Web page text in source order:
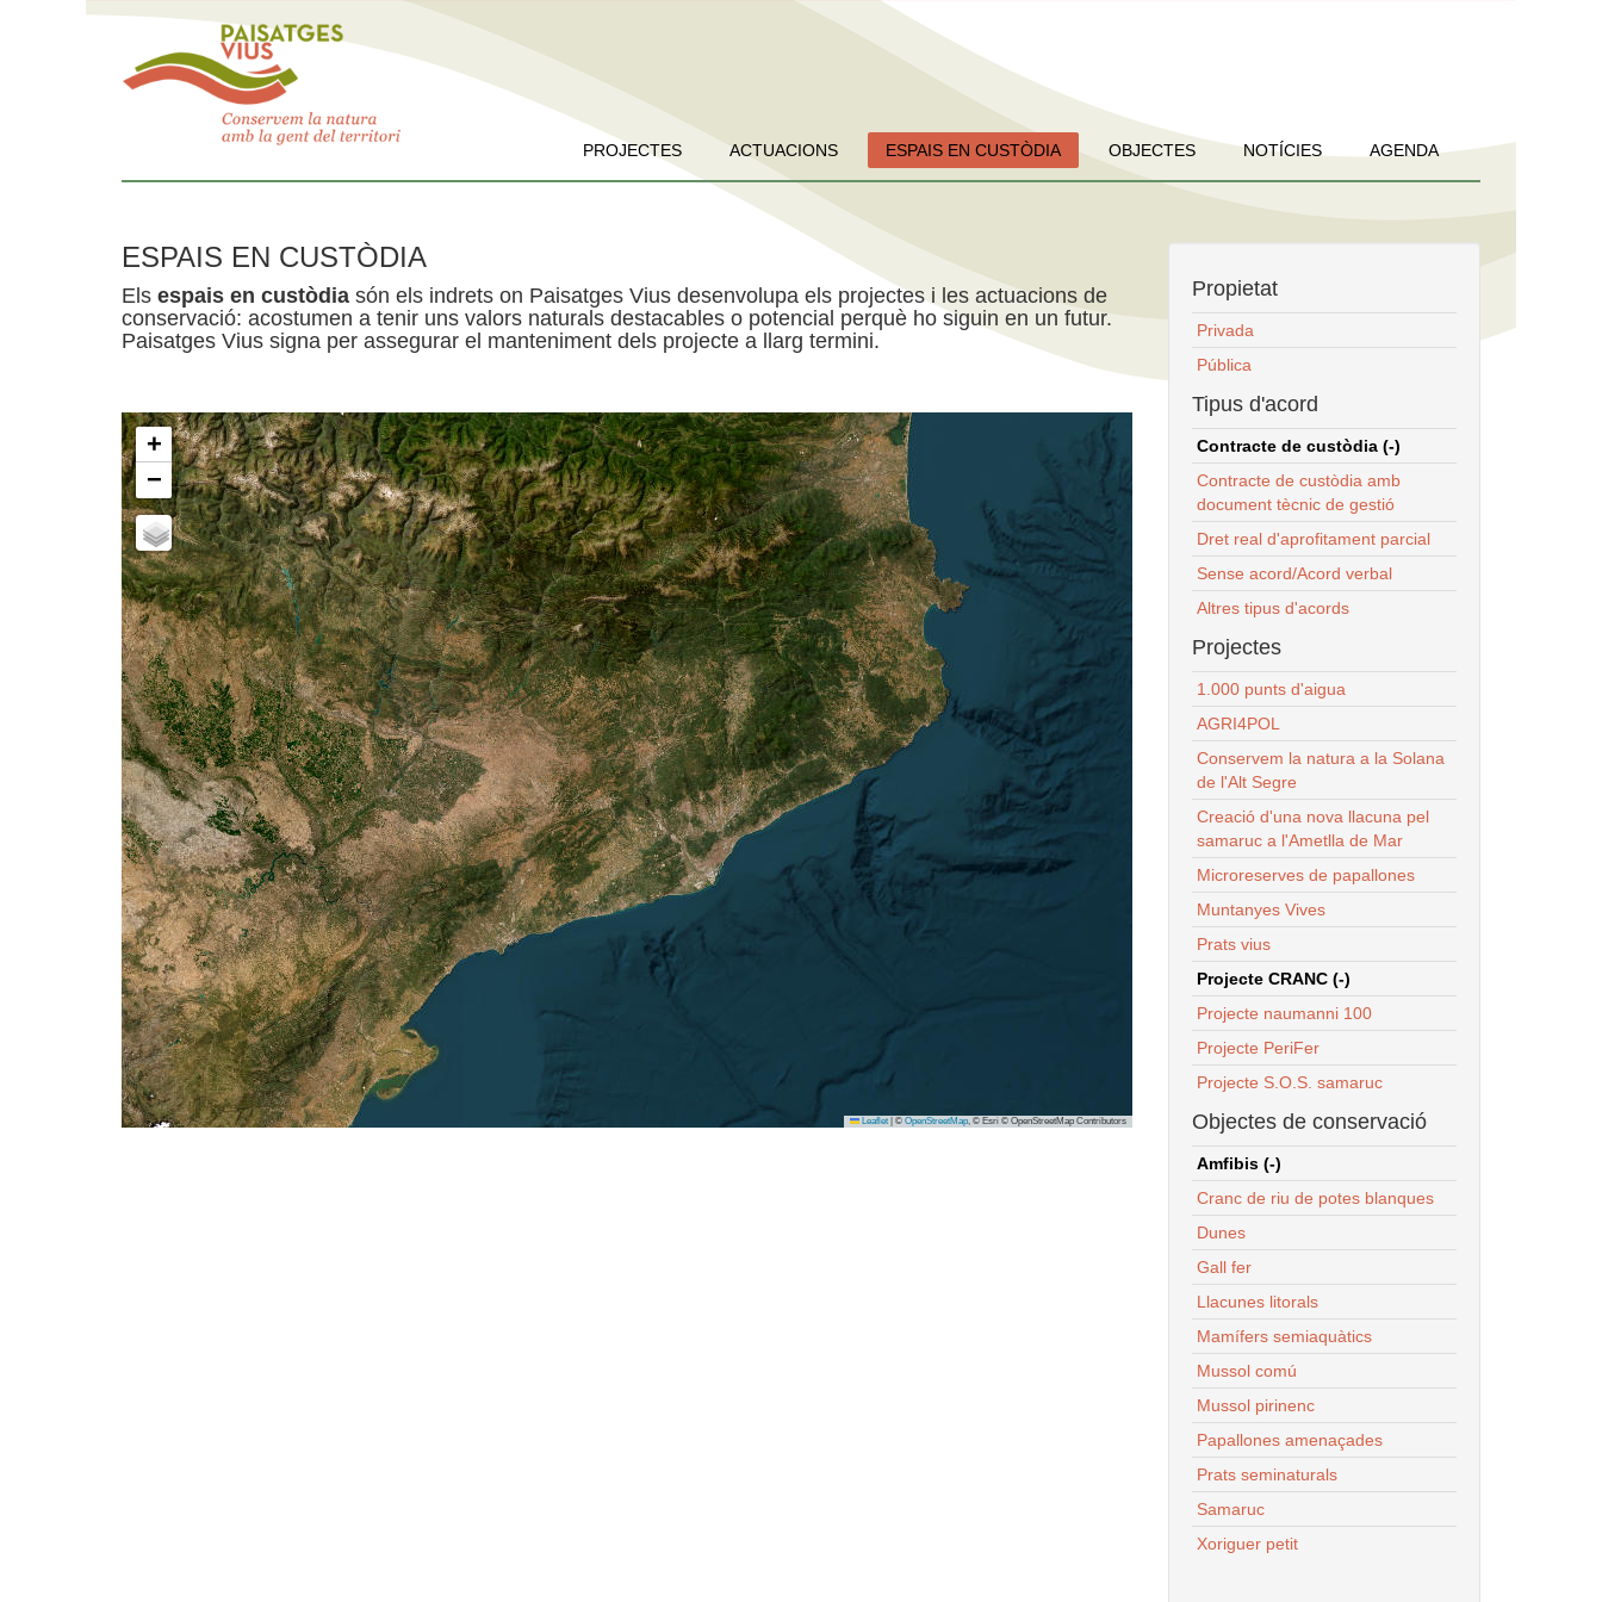
PROJECTES ACTUACIONS ESPAIS EN CUSTÒDIA OBJECTES NOTÍCIES AGENDA
ESPAIS EN CUSTÒDIA
Els espais en custòdia són els indrets on Paisatges Vius desenvolupa els projectes i les actuacions de
conservació: acostumen a tenir uns valors naturals destacables o potencial perquè ho siguin en un futur.
Paisatges Vius signa per assegurar el manteniment dels projecte a llarg termini.
+
−
Leaflet © OpenStreetMap, © Esri © OpenStreetMap Contributors
Propietat
Privada
Pública
Tipus d'acord
Contracte de custòdia (-)
Contracte de custòdia amb
document tècnic de gestió
Dret real d'aprofitament parcial
Sense acord/Acord verbal
Altres tipus d'acords
Projectes
1.000 punts d'aigua
AGRI4POL
Conservem la natura a la Solana
de l'Alt Segre
Creació d'una nova llacuna pel
samaruc a l'Ametlla de Mar
Microreserves de papallones
Muntanyes Vives
Prats vius
Projecte CRANC (-)
Projecte naumanni 100
Projecte PeriFer
Projecte S.O.S. samaruc
Objectes de conservació
Amfibis (-)
Cranc de riu de potes blanques
Dunes
Gall fer
Llacunes litorals
Mamífers semiaquàtics
Mussol comú
Mussol pirinenc
Papallones amenaçades
Prats seminaturals
Samaruc
Xoriguer petit